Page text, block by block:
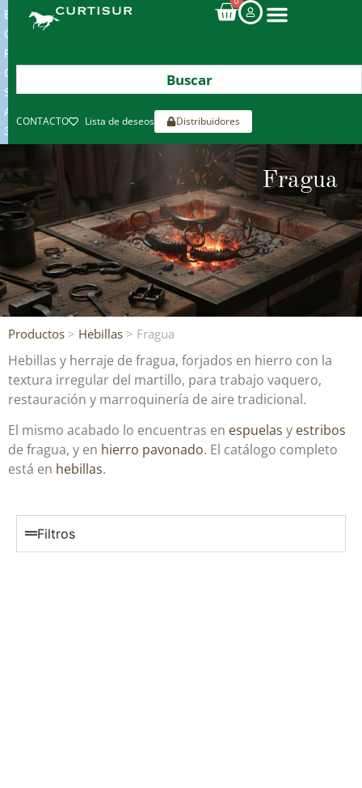
ENVIOS
GRATIS
POR
COMPRAS
SUPERIORES
A
300€*
CONTACTO Lista de deseos Distribuidores
Fragua
Productos > Hebillas > Fragua
Hebillas y herraje de fragua, forjados en hierro con la
textura irregular del martillo, para trabajo vaquero,
restauración y marroquinería de aire tradicional.
El mismo acabado lo encuentras en espuelas y estribos
de fragua, y en hierro pavonado. El catálogo completo
está en hebillas.
Filtros